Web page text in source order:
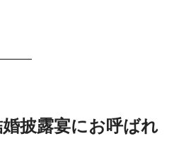
———
披露宴にお呼ばれ